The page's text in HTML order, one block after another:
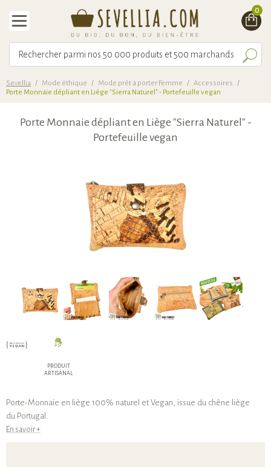
0
Sevellia / Mode éthique / Mode prêt à porter Femme / Accessoires
/
Porte Monnaie dépliant en Liège "Sierra Naturel" - Portefeuille vegan
Porte Monnaie dépliant en Liège "Sierra Naturel" -
Portefeuille vegan
PRODUIT
ARTISANAL
Porte-Monnaie en liège 100% naturel et Vegan, issue du chêne liège
du Portugal.
En savoir +